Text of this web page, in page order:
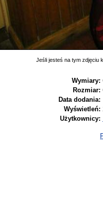
Jeśli jesteś na tym zdjęciu
Wymiary:
Rozmiar:
Data dodania:
Wyświetleń:
Użytkownicy: